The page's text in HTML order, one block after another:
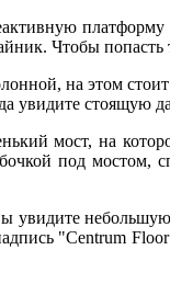
Чтобы попасть
на этом
увидите стоящую
мост, на
под мостом,
увидите
"Centrum